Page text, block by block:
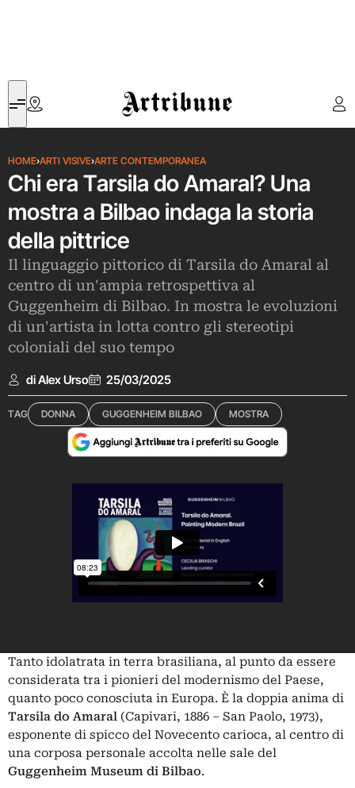
Artribune
HOME›ARTI VISIVE›ARTE CONTEMPORANEA
Chi era Tarsila do Amaral? Una
mostra a Bilbao indaga la storia
della pittrice
Il linguaggio pittorico di Tarsila do Amaral al
centro di un'ampia retrospettiva al
Guggenheim di Bilbao. In mostra le evoluzioni
di un'artista in lotta contro gli stereotipi
coloniali del suo tempo
di Alex Urso 25/03/2025
TAG DONNA GUGGENHEIM BILBAO MOSTRA
Tanto idolatrata in terra brasiliana, al punto da essere
considerata tra i pionieri del modernismo del Paese,
quanto poco conosciuta in Europa. È la doppia anima di
Tarsila do Amaral (Capivari, 1886 – San Paolo, 1973),
esponente di spicco del Novecento carioca, al centro di
una corposa personale accolta nelle sale del
Guggenheim Museum di Bilbao.